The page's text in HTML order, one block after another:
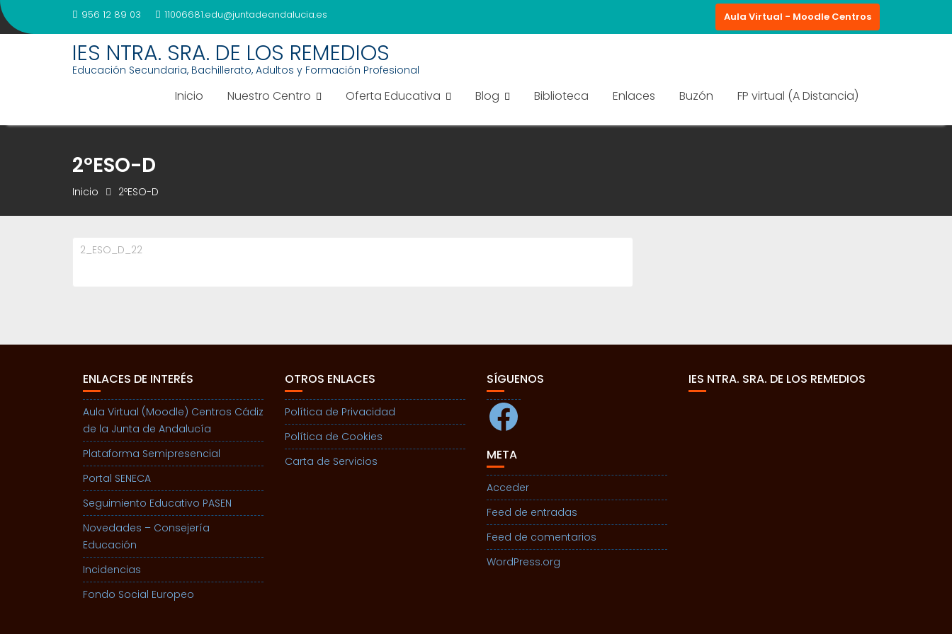
Saltar
al
956 12 89 03 11006681.edu@juntadeandalucia.es Aula Virtual - Moodle Centros
IES NTRA. SRA. DE LOS REMEDIOS
Educación Secundaria, Bachillerato, Adultos y Formación Profesional
Inicio Nuestro Centro Oferta Educativa Blog Biblioteca Enlaces Buzón FP virtual (A Distancia)
2ºESO-D
Inicio 2ºESO-D
2_ESO_D_22
ENLACES DE INTERÉS
Aula Virtual (Moodle) Centros Cádiz
de la Junta de Andalucía
Plataforma Semipresencial
Portal SENECA
Seguimiento Educativo PASEN
Novedades – Consejería
Educación
Incidencias
Fondo Social Europeo
OTROS ENLACES
Política de Privacidad
Política de Cookies
Carta de Servicios
SÍGUENOS
Facebook
META
Acceder
Feed de entradas
Feed de comentarios
WordPress.org
IES NTRA. SRA. DE LOS REMEDIOS